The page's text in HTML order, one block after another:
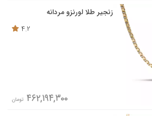
زنجیر طلا لورنزو مردانه
4.2
462,194,300 تومان